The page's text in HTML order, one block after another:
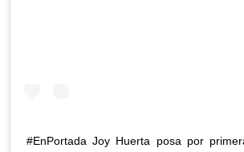
#EnPortada Joy Huerta posa por